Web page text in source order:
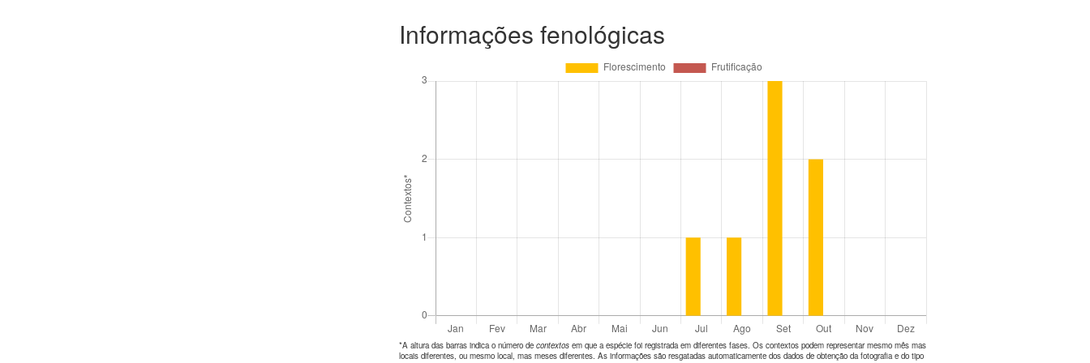
Informações fenológicas
*A altura das barras indica o número de contextos em que a espécie foi registrada em diferentes fases. Os contextos podem representar mesmo mês mas
locais diferentes, ou mesmo local, mas meses diferentes. As informações são resgatadas automaticamente dos dados de obtenção da fotografia e do tipo